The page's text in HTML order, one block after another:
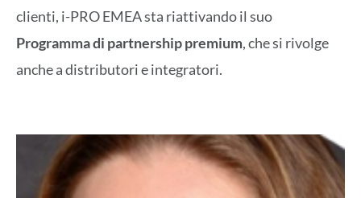
clienti, i-PRO EMEA sta riattivando il suo
Programma di partnership premium, che si rivolge
anche a distributori e integratori.